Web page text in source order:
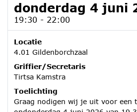
donderdag 4 juni
19:30 - 22:00
Locatie
4.01 Gildenborchzaal
Griffier/Secretaris
Tirtsa Kamstra
Toelichting
Graag nodigen wij je uit voor een